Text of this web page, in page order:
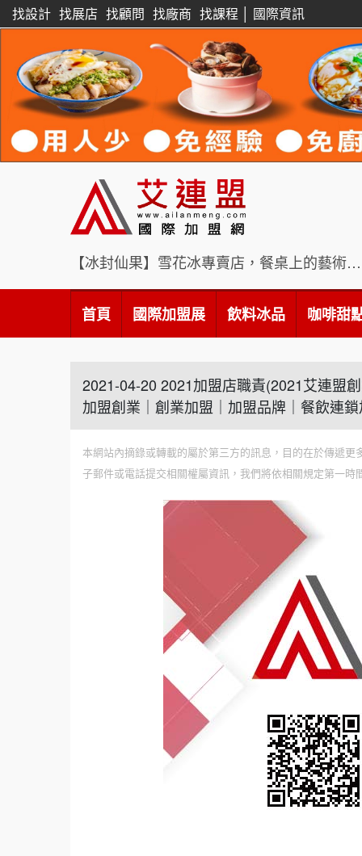
找設計 找展店 找顧問 找廠商 找課程 國際資訊
【冰封仙果】雪花冰專賣店，餐桌上的藝術饗宴
首頁 國際加盟展 飲料冰品 咖啡甜
2021-04-20 2021加盟店職責(2021艾連盟
加盟創業｜創業加盟｜加盟品牌｜餐飲連
本網站內摘錄或轉載的屬於第三方的訊息，目的在於傳遞
子郵件或電話提交相關權屬資訊，我們將依相關規定第一時